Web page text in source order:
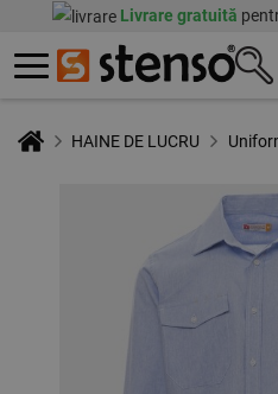
Livrare gratuită
HAINE DE LUCRU